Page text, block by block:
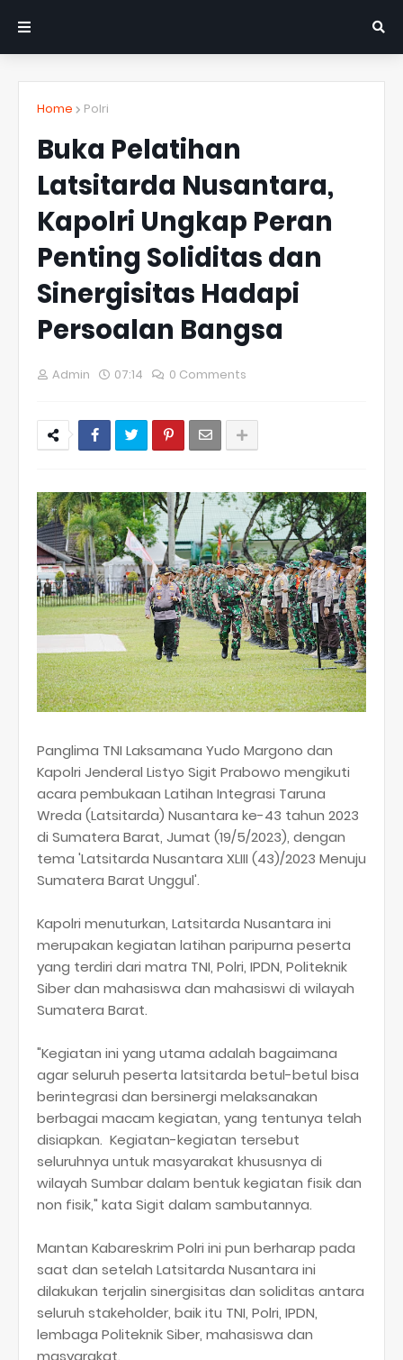
Home Polri
Buka Pelatihan
Latsitarda Nusantara,
Kapolri Ungkap Peran
Penting Soliditas dan
Sinergisitas Hadapi
Persoalan Bangsa
Admin 07:14 0 Comments
Panglima TNI Laksamana Yudo Margono dan
Kapolri Jenderal Listyo Sigit Prabowo mengikuti
acara pembukaan Latihan Integrasi Taruna
Wreda (Latsitarda) Nusantara ke-43 tahun 2023
di Sumatera Barat, Jumat (19/5/2023), dengan
tema 'Latsitarda Nusantara XLIII (43)/2023 Menuju
Sumatera Barat Unggul'.
Kapolri menuturkan, Latsitarda Nusantara ini
merupakan kegiatan latihan paripurna peserta
yang terdiri dari matra TNI, Polri, IPDN, Politeknik
Siber dan mahasiswa dan mahasiswi di wilayah
Sumatera Barat.
"Kegiatan ini yang utama adalah bagaimana
agar seluruh peserta latsitarda betul-betul bisa
berintegrasi dan bersinergi melaksanakan
berbagai macam kegiatan, yang tentunya telah
disiapkan. Kegiatan-kegiatan tersebut
seluruhnya untuk masyarakat khususnya di
wilayah Sumbar dalam bentuk kegiatan fisik dan
non fisik," kata Sigit dalam sambutannya.
Mantan Kabareskrim Polri ini pun berharap pada
saat dan setelah Latsitarda Nusantara ini
dilakukan terjalin sinergisitas dan soliditas antara
seluruh stakeholder, baik itu TNI, Polri, IPDN,
lembaga Politeknik Siber, mahasiswa dan
masyarakat.